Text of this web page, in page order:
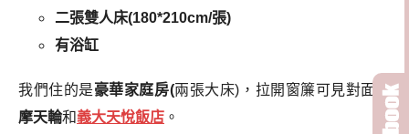
二張雙人床(180*210cm/張)
有浴缸
我們住的是豪華家庭房(兩張大床)，拉開窗簾可見對面的
摩天輪和義大天悅飯店 。